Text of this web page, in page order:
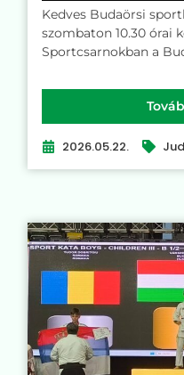
Kedves Budaörsi
szombaton 10.30 órai
Sportcsarnokban a
2026.05.22.